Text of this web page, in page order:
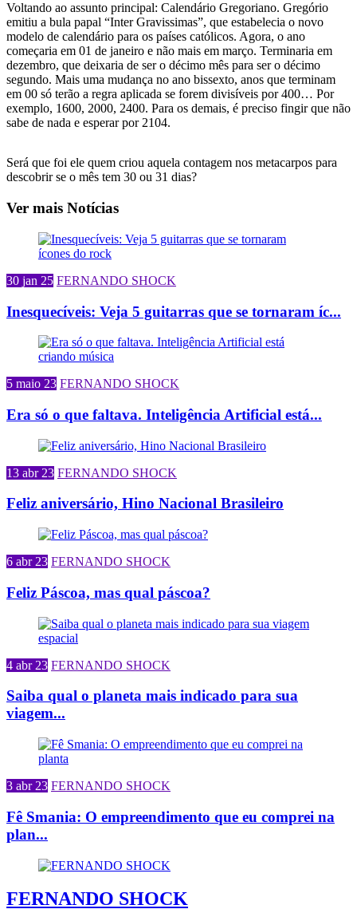
Voltando ao assunto principal: Calendário Gregoriano. Gregório
emitiu a bula papal “Inter Gravissimas”, que estabelecia o novo
modelo de calendário para os países católicos. Agora, o ano
começaria em 01 de janeiro e não mais em março. Terminaria em
dezembro, que deixaria de ser o décimo mês para ser o décimo
segundo. Mais uma mudança no ano bissexto, anos que terminam
em 00 só terão a regra aplicada se forem divisíveis por 400… Por
exemplo, 1600, 2000, 2400. Para os demais, é preciso fingir que não
sabe de nada e esperar por 2104.
Será que foi ele quem criou aquela contagem nos metacarpos para
descobrir se o mês tem 30 ou 31 dias?
Ver mais Notícias
30 jan 25 FERNANDO SHOCK
Inesquecíveis: Veja 5 guitarras que se tornaram íc...
5 maio 23 FERNANDO SHOCK
Era só o que faltava. Inteligência Artificial está...
13 abr 23 FERNANDO SHOCK
Feliz aniversário, Hino Nacional Brasileiro
6 abr 23 FERNANDO SHOCK
Feliz Páscoa, mas qual páscoa?
4 abr 23 FERNANDO SHOCK
Saiba qual o planeta mais indicado para sua
viagem...
3 abr 23 FERNANDO SHOCK
Fê Smania: O empreendimento que eu comprei na
plan...
FERNANDO SHOCK